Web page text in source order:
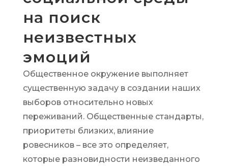
на поиск
неизвестных
эмоций
Общественное окружение выполняет
существенную задачу в создании наших
выборов относительно новых
переживаний. Общественные стандарты,
приоритеты близких, влияние
ровесников – все это определяет,
которые разновидности неизведанного